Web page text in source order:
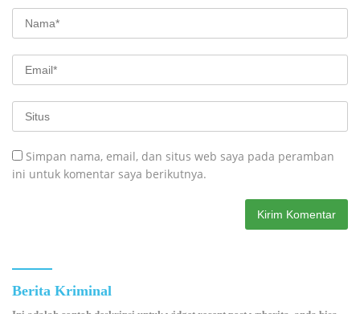
Simpan nama, email, dan situs web saya pada peramban
ini untuk komentar saya berikutnya.
Berita Kriminal